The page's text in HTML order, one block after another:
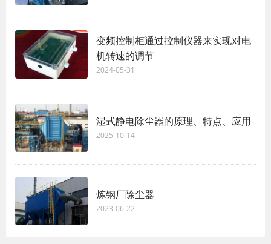
变频控制柜通过控制仪器来实现对电
机转速的调节
2024-05-31
湿式静电除尘器的原理、特点、应用
2025-10-14
炼钢厂除尘器
2023-06-22